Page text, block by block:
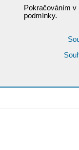
Pokračováním v
podmínky.